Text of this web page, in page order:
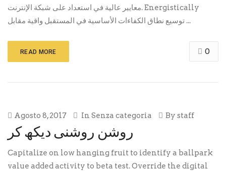
معايير عالية في استعداد على شبكة الإنترنت. Energistically
توسيع نطاق الكفاءات الأساسية في المستقبل واقية مقابل ...
READ MORE 0
Agosto 8, 2017 In Senza categoria By staff
روشن روشنی دیکھ کر
Capitalize on low hanging fruit to identify a ballpark
value added activity to beta test. Override the digital